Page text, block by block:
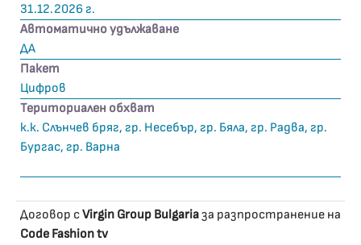
31.12.2026 г.
Автоматично удължаване
ДА
Пакет
Цифров
Териториален обхват
к.к. Слънчев бряг, гр. Несебър, гр. Бяла, гр. Радва, гр.
Бургас, гр. Варна
Договор сVirgin Group Bulgariaза разпространение на
Code Fashion tv